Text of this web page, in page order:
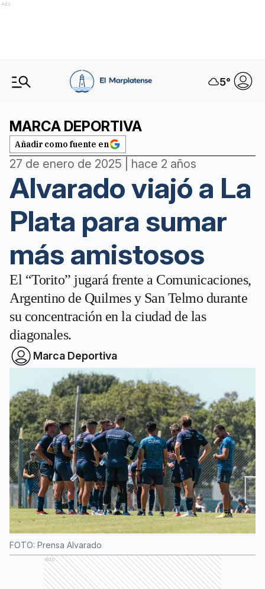
Ads
5°
MARCA DEPORTIVA
Añadir como fuente en
27 de enero de 2025 | hace 2 años
Alvarado viajó a La
Plata para sumar
más amistosos
El “Torito” jugará frente a Comunicaciones,
Argentino de Quilmes y San Telmo durante
su concentración en la ciudad de las
diagonales.
Marca Deportiva
FOTO: Prensa Alvarado
Ads